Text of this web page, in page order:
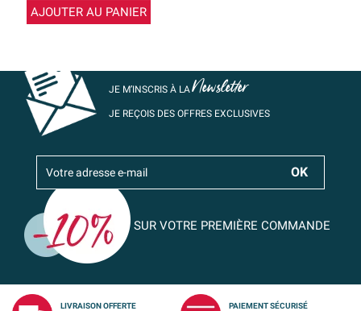
AJOUTER AU PANIER
JE M’INSCRIS À LANewsletter
JE REÇOIS DES OFFRES EXCLUSIVES
SUR VOTRE PREMIÈRE COMMANDE
LIVRAISON OFFERTE
PAIEMENT SÉCURISÉ